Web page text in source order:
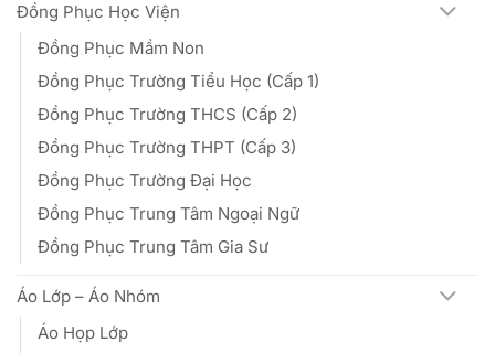
Đồng Phục Học Viện
Đồng Phục Mầm Non
Đồng Phục Trường Tiểu Học (Cấp 1)
Đồng Phục Trường THCS (Cấp 2)
Đồng Phục Trường THPT (Cấp 3)
Đồng Phục Trường Đại Học
Đồng Phục Trung Tâm Ngoại Ngữ
Đồng Phục Trung Tâm Gia Sư
Áo Lớp – Áo Nhóm
Áo Họp Lớp